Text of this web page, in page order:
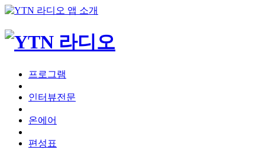
프로그램
인터뷰전문
온에어
편성표